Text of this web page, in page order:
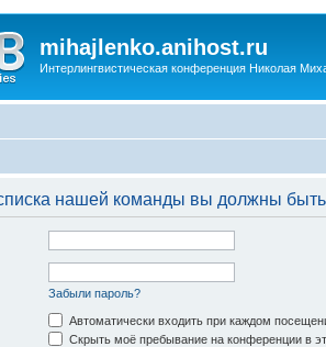
mihajlenko.anihost.ru
Интерлингвистическая конференция Николая
нашей команды вы должны
Забыли пароль?
Автоматически входить при каждом
Скрыть моё пребывание на конференции в